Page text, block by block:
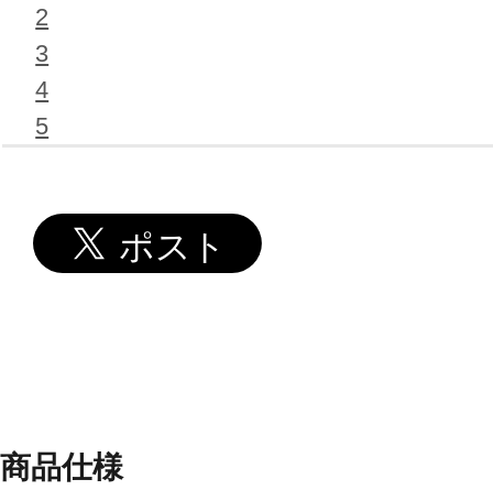
2
3
4
5
商品仕様